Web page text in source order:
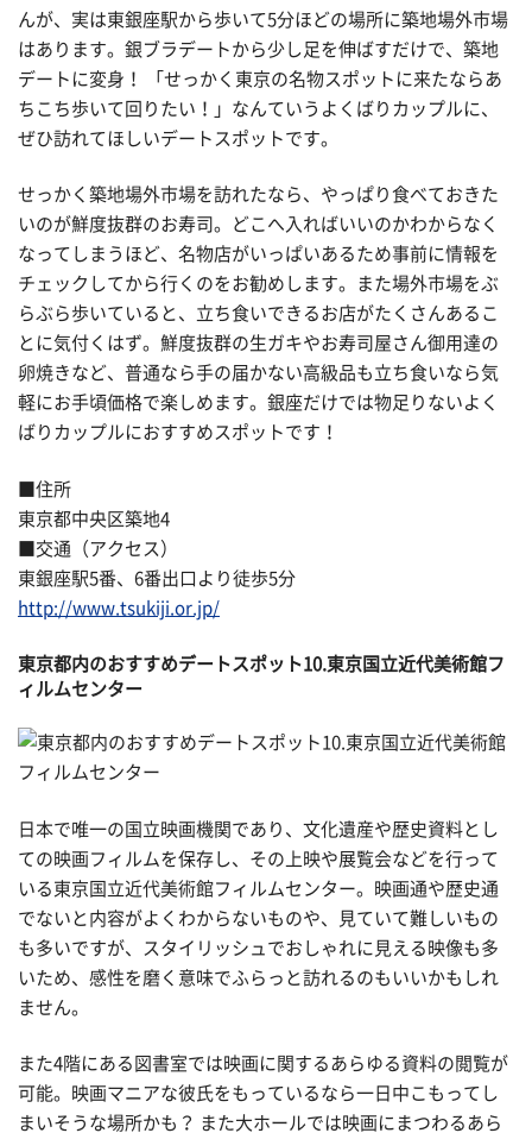
んが、実は東銀座駅から歩いて5分ほどの場所に築地場外市場
はあります。銀ブラデートから少し足を伸ばすだけで、築地
デートに変身！ 「せっかく東京の名物スポットに来たならあ
ちこち歩いて回りたい！」なんていうよくばりカップルに、
ぜひ訪れてほしいデートスポットです。
せっかく築地場外市場を訪れたなら、やっぱり食べておきた
いのが鮮度抜群のお寿司。どこへ入ればいいのかわからなく
なってしまうほど、名物店がいっぱいあるため事前に情報を
チェックしてから行くのをお勧めします。また場外市場をぶ
らぶら歩いていると、立ち食いできるお店がたくさんあるこ
とに気付くはず。鮮度抜群の生ガキやお寿司屋さん御用達の
卵焼きなど、普通なら手の届かない高級品も立ち食いなら気
軽にお手頃価格で楽しめます。銀座だけでは物足りないよく
ばりカップルにおすすめスポットです！
■住所
東京都中央区築地4
■交通（アクセス）
東銀座駅5番、6番出口より徒歩5分
http://www.tsukiji.or.jp/
東京都内のおすすめデートスポット10.東京国立近代美術館フ
ィルムセンター
日本で唯一の国立映画機関であり、文化遺産や歴史資料とし
ての映画フィルムを保存し、その上映や展覧会などを行って
いる東京国立近代美術館フィルムセンター。映画通や歴史通
でないと内容がよくわからないものや、見ていて難しいもの
も多いですが、スタイリッシュでおしゃれに見える映像も多
いため、感性を磨く意味でふらっと訪れるのもいいかもしれ
ません。
また4階にある図書室では映画に関するあらゆる資料の閲覧が
可能。映画マニアな彼氏をもっているなら一日中こもってし
まいそうな場所かも？ また大ホールでは映画にまつわるあら